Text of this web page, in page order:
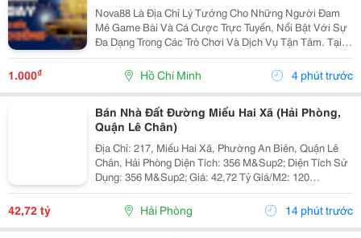
Nova88 Là Địa Chỉ Lý Tưởng Cho Những Người Đam
Mê Game Bài Và Cá Cược Trực Tuyến, Nổi Bật Với Sự
Đa Dạng Trong Các Trò Chơi Và Dịch Vụ Tận Tâm. Tại
Nova88, Người Chơi Được Trải Nghiệm Những Sản
Phẩm Cá Cược Chất Lượng Nhất, Từ Cá Cược Thể
Thao Đến...
1.000₫ Hồ Chí Minh 4 phút trước
Bán Nhà Đất Đường Miếu Hai Xã (Hải Phòng,
Quận Lê Chân)
Địa Chỉ: 217, Miếu Hai Xã, Phường An Biên, Quận Lê
Chân, Hải Phòng Diện Tích: 356 M&Sup2; Diện Tích Sử
Dụng: 356 M&Sup2; Giá: 42,72 Tỷ Giá/M2: 120
Triệu/M&Sup2; Số Phòng Ngủ: 2 Phòng Tổng Số Tầng:
11.5 Tổng Số Tầng: 1 Nhà 2 Mặt Iền Vị...
42,72 tỷ Hải Phòng 14 phút trước